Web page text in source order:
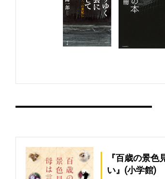
『百歳の景色
い』(小学館)